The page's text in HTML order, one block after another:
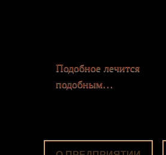
Подобное лечится
подобным…